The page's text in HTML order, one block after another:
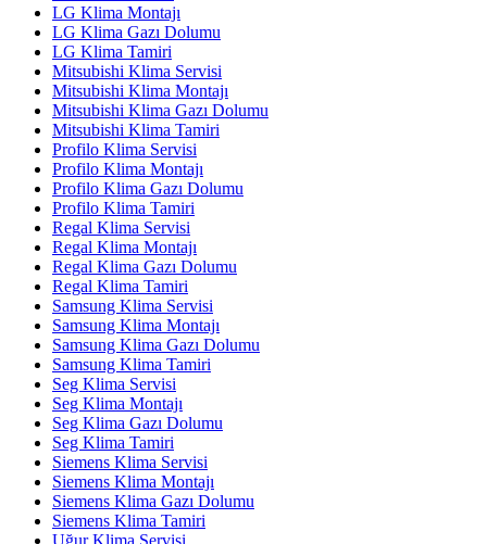
LG Klima Montajı
LG Klima Gazı Dolumu
LG Klima Tamiri
Mitsubishi Klima Servisi
Mitsubishi Klima Montajı
Mitsubishi Klima Gazı Dolumu
Mitsubishi Klima Tamiri
Profilo Klima Servisi
Profilo Klima Montajı
Profilo Klima Gazı Dolumu
Profilo Klima Tamiri
Regal Klima Servisi
Regal Klima Montajı
Regal Klima Gazı Dolumu
Regal Klima Tamiri
Samsung Klima Servisi
Samsung Klima Montajı
Samsung Klima Gazı Dolumu
Samsung Klima Tamiri
Seg Klima Servisi
Seg Klima Montajı
Seg Klima Gazı Dolumu
Seg Klima Tamiri
Siemens Klima Servisi
Siemens Klima Montajı
Siemens Klima Gazı Dolumu
Siemens Klima Tamiri